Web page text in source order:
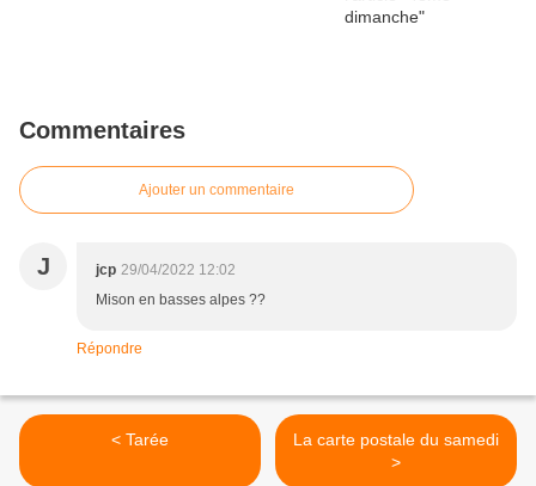
Commentaires
Ajouter un commentaire
J jcp 29/04/2022 12:02
Mison en basses alpes ??
Répondre
< Tarée
La carte postale du samedi
>